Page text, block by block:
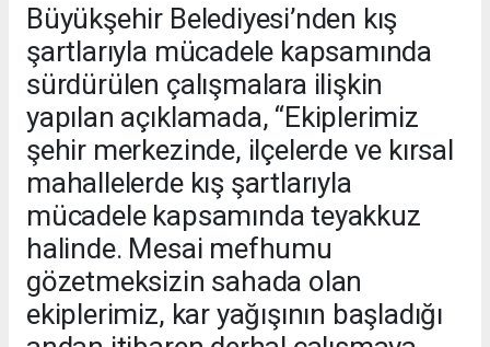
Büyükşehir Belediyesi’nden kış
şartlarıyla mücadele kapsamında
sürdürülen çalışmalara ilişkin
yapılan açıklamada, “Ekiplerimiz
şehir merkezinde, ilçelerde ve kırsal
mahallelerde kış şartlarıyla
mücadele kapsamında teyakkuz
halinde. Mesai mefhumu
gözetmeksizin sahada olan
ekiplerimiz, kar yağışının başladığı